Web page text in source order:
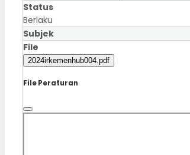
Status
Berlaku
Subjek
File
2024irkemenhub004.pdf
File Peraturan